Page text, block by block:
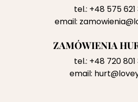
tel.: +48 575 621
email:
ZAMÓWIENIA
tel.: +48 720 801
email: